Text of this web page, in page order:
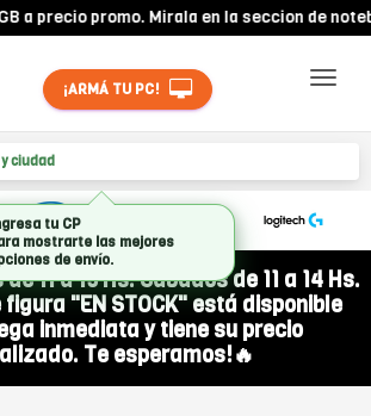
precio promo. Mirala en la seccion de
¡ARMÁ TU PC!
ciudad
11 a 19 Hs. Sábados de 11 a 14 Hs.
"EN STOCK" está disponible
inmediata y tiene su precio
Te esperamos!🔥
tu CP
mostrarte las mejores
de envío.